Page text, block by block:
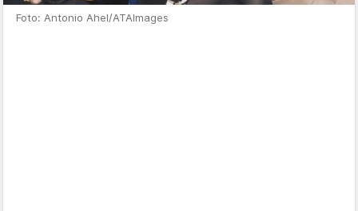
Foto: Antonio Ahel/ATAImages